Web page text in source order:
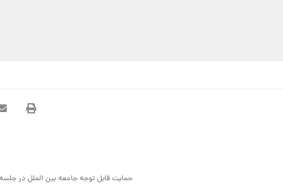
حمایت قابل توجه جامعه بین الملل در جلسه